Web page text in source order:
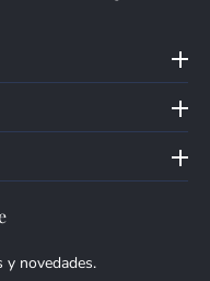
y novedades.